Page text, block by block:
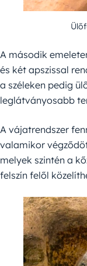
A második
és két apszissal
a széleken pedig
leglátványosabb
A vájatrendszer
valamikor
melyek szintén a
felszín felől